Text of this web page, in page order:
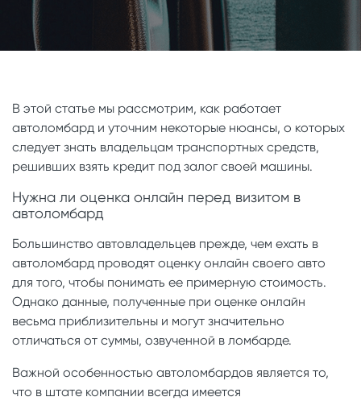
В этой статье мы рассмотрим, как работает
автоломбард и уточним некоторые нюансы, о которых
следует знать владельцам транспортных средств,
решивших взять кредит под залог своей машины.
Нужна ли оценка онлайн перед визитом в
автоломбард
Большинство автовладельцев прежде, чем ехать в
автоломбард проводят оценку онлайн своего авто
для того, чтобы понимать ее примерную стоимость.
Однако данные, полученные при оценке онлайн
весьма приблизительны и могут значительно
отличаться от суммы, озвученной в ломбарде.
Важной особенностью автоломбардов является то,
что в штате компании всегда имеется